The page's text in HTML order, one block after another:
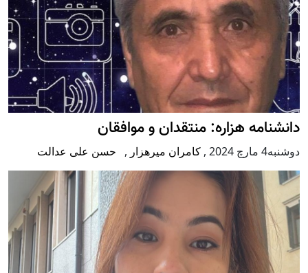
دانشنامه هزاره: منتقدان و موافقان
دوشنبه4 مارچ 2024 , کامران میرهزار , حسن علی عدالت